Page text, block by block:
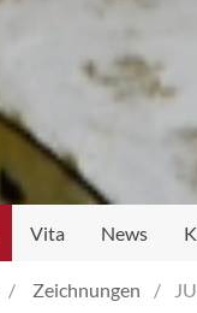
Vita News
Zeichnungen